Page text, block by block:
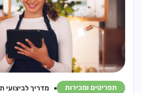
תפריטים ומכירות מדריך לביצועי